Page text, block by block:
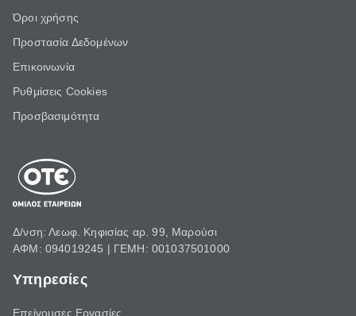
Όροι χρήσης
Προστασία Δεδομένων
Επικοινωνία
Ρυθμίσεις Cookies
Προσβασιμότητα
Δ/νση: Λεωφ. Κηφισίας αρ. 99, Μαρούσι
ΑΦΜ: 094019245 | ΓΕΜΗ: 001037501000
Υπηρεσίες
Επείγουσες Εργασίες